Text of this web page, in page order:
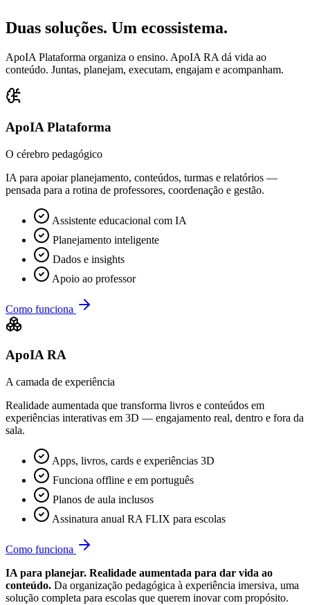
Duas soluções. Um ecossistema.
ApoIA Plataforma organiza o ensino. ApoIA RA dá vida ao
conteúdo. Juntas, planejam, executam, engajam e acompanham.
ApoIA Plataforma
O cérebro pedagógico
IA para apoiar planejamento, conteúdos, turmas e relatórios —
pensada para a rotina de professores, coordenação e gestão.
Assistente educacional com IA
Planejamento inteligente
Dados e insights
Apoio ao professor
Como funciona
ApoIA RA
A camada de experiência
Realidade aumentada que transforma livros e conteúdos em
experiências interativas em 3D — engajamento real, dentro e fora da
sala.
Apps, livros, cards e experiências 3D
Funciona offline e em português
Planos de aula inclusos
Assinatura anual RA FLIX para escolas
Como funciona
IA para planejar. Realidade aumentada para dar vida ao
conteúdo. Da organização pedagógica à experiência imersiva, uma
solução completa para escolas que querem inovar com propósito.